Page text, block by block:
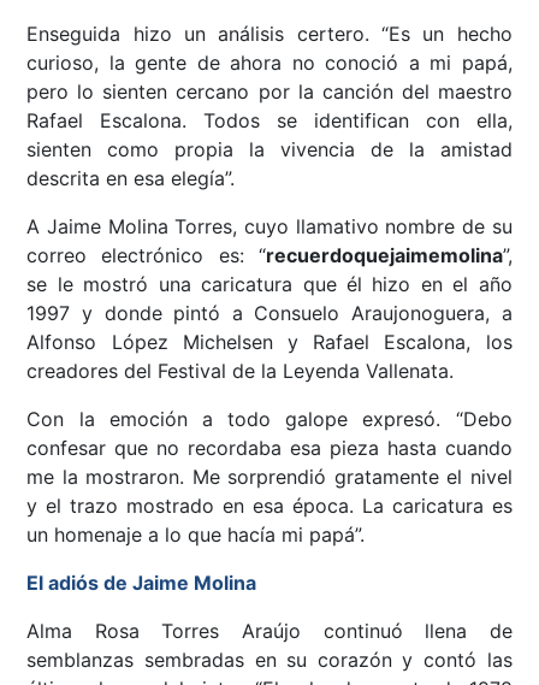
Enseguida hizo un análisis certero. “Es un hecho
curioso, la gente de ahora no conoció a mi papá,
pero lo sienten cercano por la canción del maestro
Rafael Escalona. Todos se identifican con ella,
sienten como propia la vivencia de la amistad
descrita en esa elegía”.
A Jaime Molina Torres, cuyo llamativo nombre de su
correo electrónico es: “recuerdoquejaimemolina”,
se le mostró una caricatura que él hizo en el año
1997 y donde pintó a Consuelo Araujonoguera, a
Alfonso López Michelsen y Rafael Escalona, los
creadores del Festival de la Leyenda Vallenata.
Con la emoción a todo galope expresó. “Debo
confesar que no recordaba esa pieza hasta cuando
me la mostraron. Me sorprendió gratamente el nivel
y el trazo mostrado en esa época. La caricatura es
un homenaje a lo que hacía mi papá”.
El adiós de Jaime Molina
Alma Rosa Torres Araújo continuó llena de
semblanzas sembradas en su corazón y contó las